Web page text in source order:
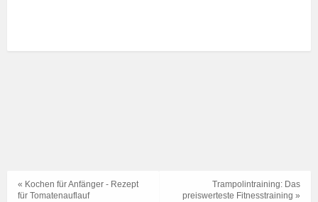
Trampolintraining: Das
preiswerteste Fitnesstraining »
« Kochen für Anfänger - Rezept
für Tomatenauflauf